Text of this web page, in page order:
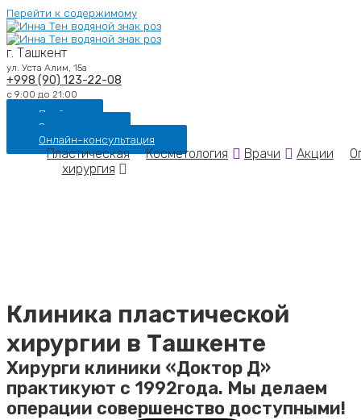
Перейти к содержимому
г. Ташкент
ул. Уста Алим, 15а
+998 (90) 123-22-08
с 9:00 до 21:00
Прайс
Записаться
Онлайн-консультация
Пластическая
хирургия
Косметология Врачи Акции
Клиника пластической
хирургии в Ташкенте
Хирурги клиники «Доктор Д»
практикуют с 1992года. Мы делаем
операции совершенство доступными!